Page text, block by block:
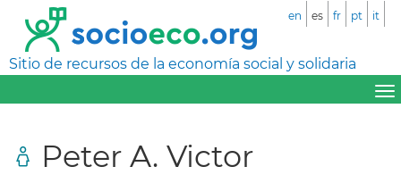
Sitio de recursos de la economía social y solidaria
en es fr pt it
Peter A. Victor